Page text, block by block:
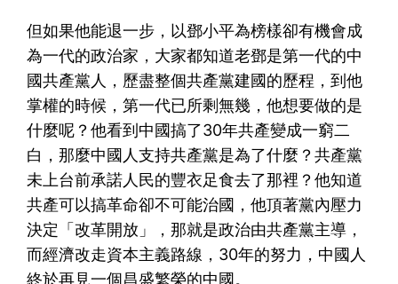
但如果他能退一步，以鄧小平為榜樣卻有機會成
為一代的政治家，大家都知道老鄧是第一代的中
國共產黨人，歷盡整個共產黨建國的歷程，到他
掌權的時候，第一代已所剩無幾，他想要做的是
什麼呢？他看到中國搞了30年共產變成一窮二
白，那麼中國人支持共產黨是為了什麼？共產黨
未上台前承諾人民的豐衣足食去了那裡？他知道
共產可以搞革命卻不可能治國，他頂著黨內壓力
決定「改革開放」，那就是政治由共產黨主導，
而經濟改走資本主義路線，30年的努力，中國人
終於再見一個昌盛繁榮的中國。